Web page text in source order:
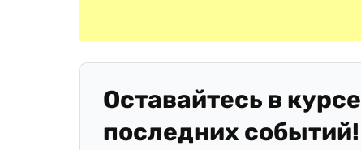
Оставайтесь в курсе
последних событий!